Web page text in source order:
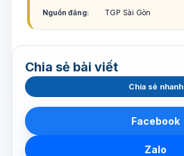
Nguồn đăng: TGP Sài Gòn
Chia sẻ bài viết
Chia sẻ nhanh
Facebook
Zalo